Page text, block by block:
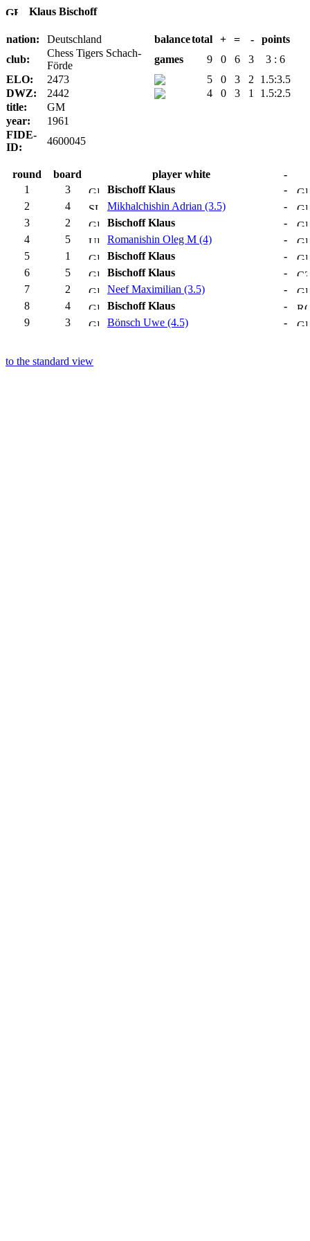
Klaus Bischoff
nation: Deutschland balancetotal + = -
points
club:
Chess Tigers Schach-
Förde
games 9 0 6 3
3 : 6
ELO:
2473 5 0 3 2
1.5:3.5
DWZ:
2442 4 0 3 1
1.5:2.5
title:
GM
year:
1961
FIDE-
ID:
4600045
round board player white
-
1
3 Bischoff Klaus
-
2
4 Mikhalchishin Adrian (3.5)
-
3
2 Bischoff Klaus
-
4
5 Romanishin Oleg M (4)
-
5
1 Bischoff Klaus
-
6
5 Bischoff Klaus
-
7
2 Neef Maximilian (3.5)
-
8
4 Bischoff Klaus
-
9
3 Bönsch Uwe (4.5) -
to the standard view